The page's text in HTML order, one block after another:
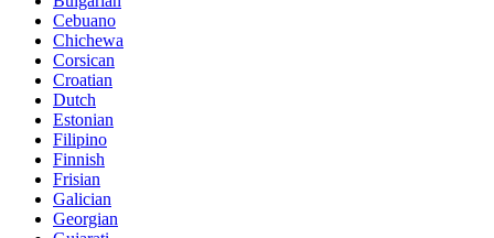
Cebuano
Chichewa
Corsican
Croatian
Dutch
Estonian
Filipino
Finnish
Frisian
Galician
Georgian